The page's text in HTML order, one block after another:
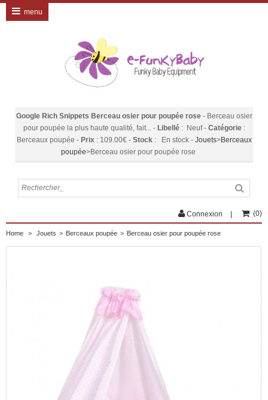
Google Rich Snippets Berceau osier pour poupée rose- Berceau osier
pour poupée la plus haute qualité, fait...- Libellé: Neuf- Catégorie:
Berceaux poupée - Prix: 109.00€ - Stock: En stock - Jouets>Berceaux
poupée>Berceau osier pour poupée rose
menu
Connexion (0)
Home > Jouets > Berceaux poupée > Berceau osier pour poupée rose